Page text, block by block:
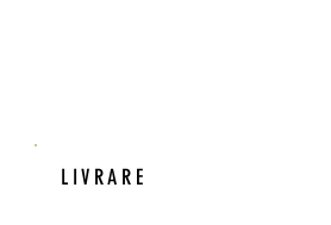
LIVRARE